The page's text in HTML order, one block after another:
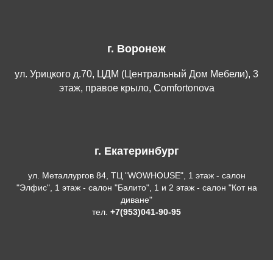
г. Воронеж
ул. Урицкого д.70, ЦДМ (Центральный Дом Мебели), 3
этаж, правое крыло, Comfortonova
г. Екатеринбург
ул. Металлургов 84, ТЦ "WOWHOUSE", 1 этаж - салон
"Элфис", 1 этаж - салон "Балито", 1 и 2 этаж - салон "Кот на
диване"
тел. +7(953)041-90-95